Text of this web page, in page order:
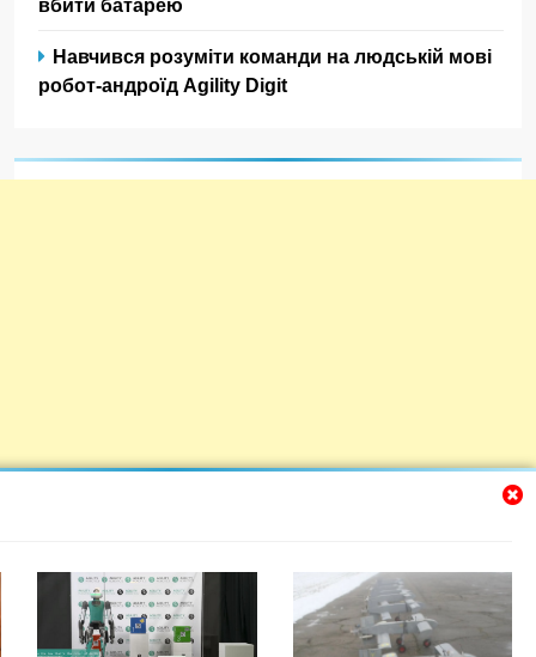
вбити батарею
Навчився розуміти команди на людській мові
робот-андроїд Agility Digit